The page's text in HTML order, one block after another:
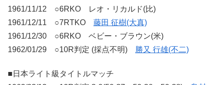
1961/11/12 ○6RKO レオ・リカルド(比)
1961/12/11 ○7RTKO 藤田 征樹(大真)
1961/12/30 ○6RKO ベビー・ブラウン(米)
1962/01/29 ○10R判定 (採点不明) 勝又 行雄(不二)
■日本ライト級タイトルマッチ